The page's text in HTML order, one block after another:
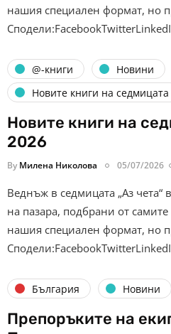
нашия специален формат, но
@-книги
Новини
Новите книги на седмицата
Новите книги на
2026
By Милена Николова 05/07/2026
Веднъж в седмицата „Аз чета“
на пазара, подбрани от самите
нашия специален формат, но
България Новини
Препоръките на